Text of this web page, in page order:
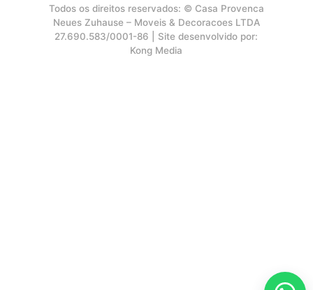
Todos os direitos reservados: © Casa Provenca
Neues Zuhause – Moveis & Decoracoes LTDA
27.690.583/0001-86 | Site desenvolvido por:
Kong Media